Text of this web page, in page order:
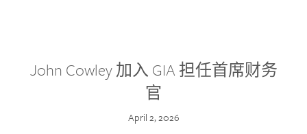
John Cowley 加入 GIA 担任首席财务
官
April 2, 2026